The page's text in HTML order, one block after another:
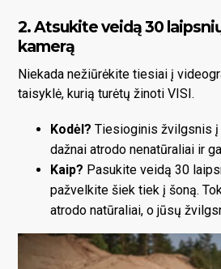
2. Atsukite veidą 30
kamerą
Niekada nežiūrėkite tiesiai į
taisyklė, kurią turėtų žinoti VISI.
Kodėl? Tiesioginis žvilgsnis į
dažnai atrodo nenatūraliai ir
Kaip? Pasukite veidą 30
pažvelkite šiek tiek į šoną.
atrodo natūraliai, o jūsų